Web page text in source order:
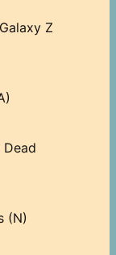
Z
Dead
(N)